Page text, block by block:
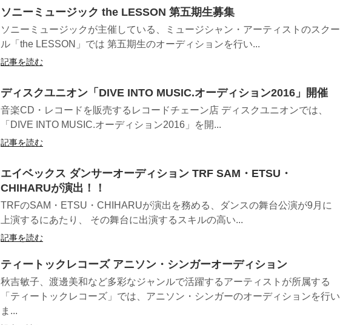
ソニーミュージック the LESSON 第五期生募集
ソニーミュージックが主催している、ミュージシャン・アーティストのスクー
ル「the LESSON」では 第五期生のオーディションを行い...
記事を読む
ディスクユニオン「DIVE INTO MUSIC.オーディション2016」開催
音楽CD・レコードを販売するレコードチェーン店 ディスクユニオンでは、
「DIVE INTO MUSIC.オーディション2016」を開...
記事を読む
エイベックス ダンサーオーディション TRF SAM・ETSU・
CHIHARUが演出！！
TRFのSAM・ETSU・CHIHARUが演出を務める、ダンスの舞台公演が9月に
上演するにあたり、 その舞台に出演するスキルの高い...
記事を読む
ティートックレコーズ アニソン・シンガーオーディション
秋吉敏子、渡邊美和など多彩なジャンルで活躍するアーティストが所属する
「ティートックレコーズ」では、アニソン・シンガーのオーディションを行い
ま...